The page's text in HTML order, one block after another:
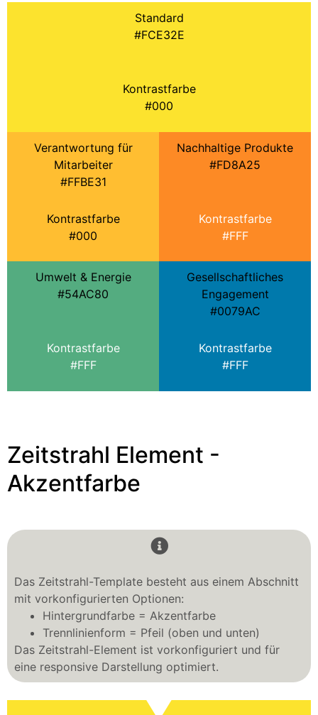
Standard
#FCE32E
Kontrastfarbe
#000
Verantwortung für
Mitarbeiter
#FFBE31
Kontrastfarbe
#000
Nachhaltige Produkte
#FD8A25
Kontrastfarbe
#FFF
Umwelt & Energie
#54AC80
Kontrastfarbe
#FFF
Gesellschaftliches
Engagement
#0079AC
Kontrastfarbe
#FFF
Zeitstrahl Element -
Akzentfarbe
Das Zeitstrahl-Template besteht aus einem Abschnitt
mit vorkonfigurierten Optionen:
Hintergrundfarbe = Akzentfarbe
Trennlinienform = Pfeil (oben und unten)
Das Zeitstrahl-Element ist vorkonfiguriert und für
eine responsive Darstellung optimiert.